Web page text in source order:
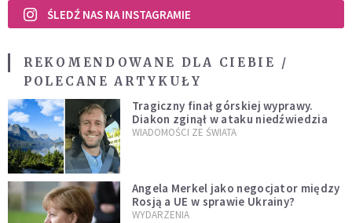
ŚLEDŹ NAS NA INSTAGRAMIE
REKOMENDOWANE DLA CIEBIE /
POLECANE ARTYKUŁY
Tragiczny finał górskiej wyprawy.
Diakon zginął w ataku niedźwiedzia
WIADOMOŚCI ZE ŚWIATA
Angela Merkel jako negocjator między
Rosją a UE w sprawie Ukrainy?
WYDARZENIA